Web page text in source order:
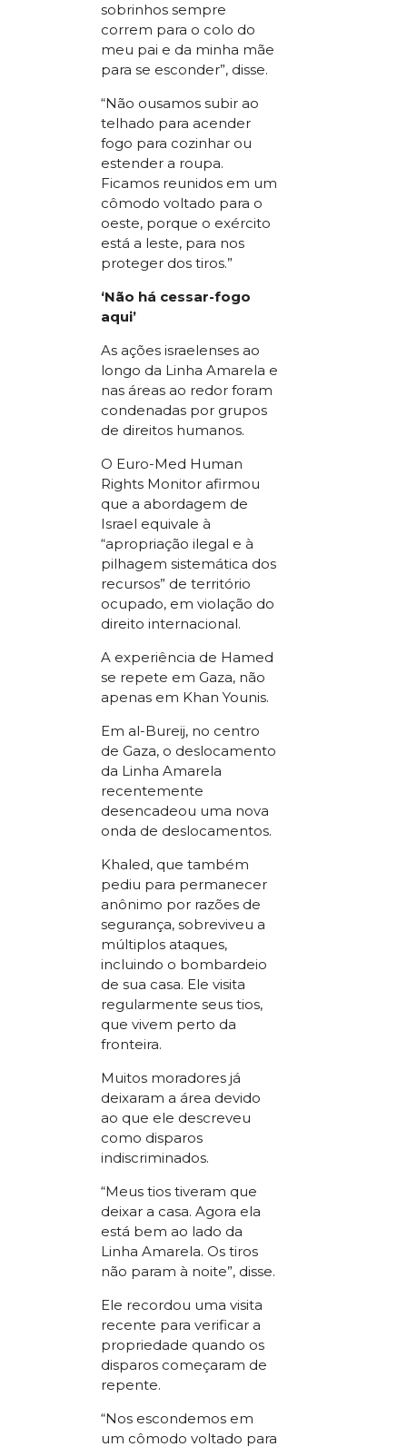
sobrinhos sempre
correm para o colo do
meu pai e da minha mãe
para se esconder”, disse.
“Não ousamos subir ao
telhado para acender
fogo para cozinhar ou
estender a roupa.
Ficamos reunidos em um
cômodo voltado para o
oeste, porque o exército
está a leste, para nos
proteger dos tiros.”
‘Não há cessar-fogo
aqui’
As ações israelenses ao
longo da Linha Amarela e
nas áreas ao redor foram
condenadas por grupos
de direitos humanos.
O Euro-Med Human
Rights Monitor afirmou
que a abordagem de
Israel equivale à
“apropriação ilegal e à
pilhagem sistemática dos
recursos” de território
ocupado, em violação do
direito internacional.
A experiência de Hamed
se repete em Gaza, não
apenas em Khan Younis.
Em al-Bureij, no centro
de Gaza, o deslocamento
da Linha Amarela
recentemente
desencadeou uma nova
onda de deslocamentos.
Khaled, que também
pediu para permanecer
anônimo por razões de
segurança, sobreviveu a
múltiplos ataques,
incluindo o bombardeio
de sua casa. Ele visita
regularmente seus tios,
que vivem perto da
fronteira.
Muitos moradores já
deixaram a área devido
ao que ele descreveu
como disparos
indiscriminados.
“Meus tios tiveram que
deixar a casa. Agora ela
está bem ao lado da
Linha Amarela. Os tiros
não param à noite”, disse.
Ele recordou uma visita
recente para verificar a
propriedade quando os
disparos começaram de
repente.
“Nos escondemos em
um cômodo voltado para